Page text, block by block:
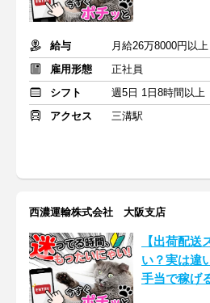
給与
月給26万8000円以
雇用形態
正社員
シフト
週5日 1日8時間以上
アクセス
三溝駅
西濃運輸株式会社 大阪支店
【出荷配送
い？実は違
手当で稼げ